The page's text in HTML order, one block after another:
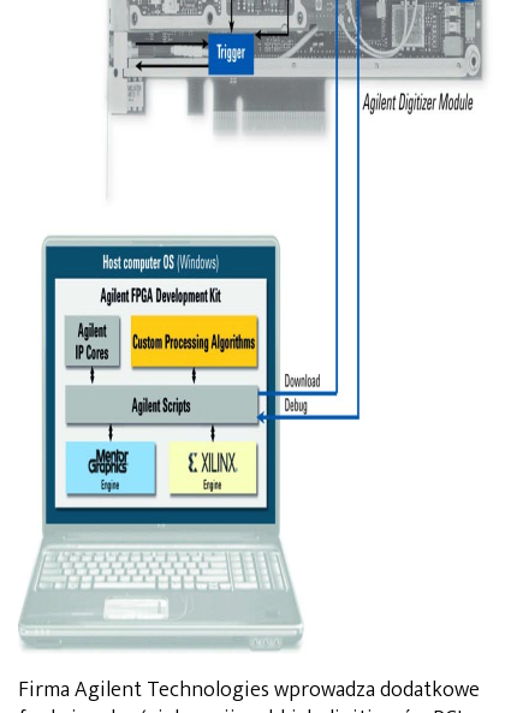
Firma Agilent Technologies wprowadza dodatkowe